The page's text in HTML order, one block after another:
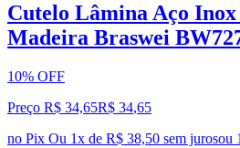
Cutelo Lâmina Aço
Madeira Braswei
10% OFF
Preço R$ 34,65R$ 34,65
no Pix Ou 1x de R$ 38,50 sem jurosou 1